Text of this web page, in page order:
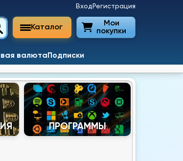
Каталог
Мои
покупки
Вход Регистрация
валюта Подписки
ПРОГРАММЫ